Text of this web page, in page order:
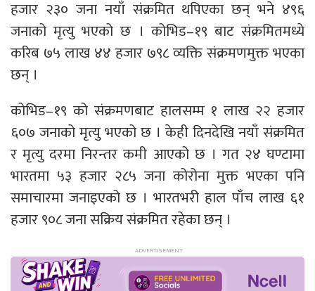
हजार २३० जना नयाँ संक्रमित थपिएका छन् भने ४९६
जनाको मृत्यु भएको छ । कोभिड–१९ बाट संक्रमितमध्ये
करिब ७५ लाख ४४ हजार ७९८ व्यक्ति संक्रमणमुक्त भएका
छन् ।
कोभिड–१९ को संक्रमणबाट हालसम्म १ लाख २२ हजार
६०७ जनाको मृत्यु भएको छ । केही दिनदेखि नयाँ संक्रमित
र मृत्यु दरमा निरन्तर कमी आएको छ । गत २४ घण्टामा
भारतमा ५३ हजार २८५ जना कोरोना मुक्त भएका पनि
समाचारमा जनाइएको छ । भारतभरी हाल पाँच लाख ६१
हजार ९०८ जना सक्रिय संक्रमित रहेका छन् ।